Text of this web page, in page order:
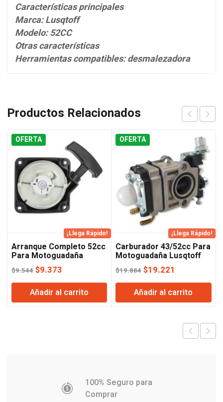
Características principales
Marca: Lusqtoff
Modelo: 52CC
Otras características
Herramientas compatibles: desmalezadora
Productos Relacionados
OFERTA
¡Llega Rápido!
Arranque Completo 52cc
Para Motoguadaña
Lusqtoff
$9.544 El
precio
original
era:
$9.373
precio
actual
es:
Añadir al carrito
OFERTA
¡Llega Rápido!
Carburador 43/52cc Para
Motoguadaña Lusqtoff
$19.884El
precio
original
era:
$19.221
precio
actual
es:
Añadir al carrito
100% Seguro para
Comprar